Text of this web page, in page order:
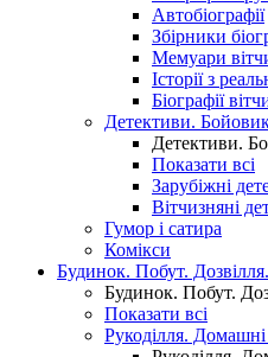
Автобіографії
Збірники
Мемуари
Історії з
Біографії
Детективи.
Детективи.
Показати всі
Зарубіжні
Вітчизняні
Гумор і сатира
Комікси
Будинок. Побут.
Будинок. Побут.
Показати всі
Рукоділля. Домашні